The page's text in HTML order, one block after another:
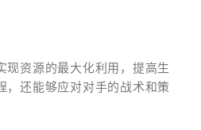
现资源的最大化利用，提高生
，还能够应对对手的战术和策